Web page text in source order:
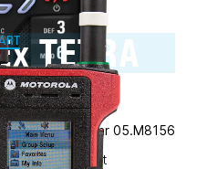
TETRA
Vårt art.nr 05.M8156
med komplett